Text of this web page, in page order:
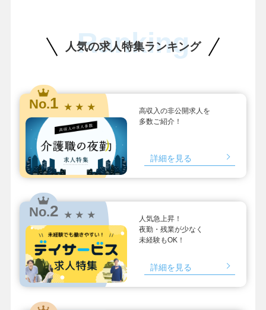
人気の求人特集ランキング
Ranking
No.1 ★ ★ ★
高収入の非公開求人を
多数ご紹介！
詳細を見る
No.2 ★ ★ ★
人気急上昇！
夜勤・残業が少なく
未経験もOK！
詳細を見る